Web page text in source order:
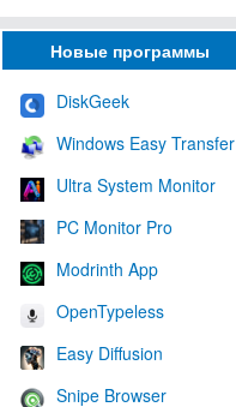
Новые программы
DiskGeek
Windows Easy Transfer
Ultra System Monitor
PC Monitor Pro
Modrinth App
OpenTypeless
Easy Diffusion
Snipe Browser